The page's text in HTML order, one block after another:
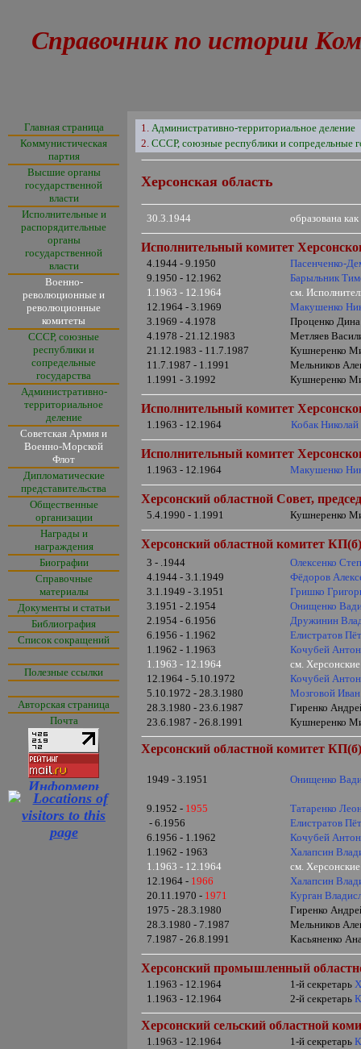
Справочник по истории
Главная страница
Коммунистическая
партия
Высшие органы
государственной
власти
Исполнительные и
распорядительные
органы
государственной
власти
Военно-
революционные и
революционные
комитеты
СССР, союзные
республики и
сопредельные
государства
Административно-
территориальное
деление
Советская Армия и
Военно-Морской
Флот
Дипломатические
представительства
Общественные
организации
Награды и
награждения
Биографии
Справочные
материалы
Документы и статьи
Библиография
Список сокращений
Полезные ссылки
Авторская страница
Почта
1.Административно-территориальное деление
2.СССР, союзные республики и сопредельные
Херсонская область
30.3.1944 образована как
Исполнительный комитет
4.1944 - 9.1950
Пасенченко-
9.1950 - 12.1962
Барыльник
1.1963 - 12.1964
см.
12.1964 - 3.1969
Макушенко
3.1969 - 4.1978
Проценко
4.1978 - 21.12.1983
Метляев
21.12.1983 - 11.7.1987
Кушнеренко
11.7.1987 - 1.1991
Мельников
1.1991 - 3.1992
Кушнеренко
Исполнительный комитет
1.1963 - 12.1964 Кобак
Исполнительный комитет
1.1963 - 12.1964 Макушенко
Херсонский областной Совет,
5.4.1990 - 1.1991 Кушнеренко
Херсонский областной комитет
3 - .1944
Олексенко
4.1944 - 3.1.1949
Фёдоров
3.1.1949 - 3.1951
Гришко
3.1951 - 2.1954
Онищенко
2.1954 - 6.1956
Дружинин
6.1956 - 1.1962
Елистратов
1.1962 - 1.1963
Кочубей
1.1963 - 12.1964
см.
12.1964 - 5.10.1972
Кочубей
5.10.1972 - 28.3.1980
Мозговой
28.3.1980 - 23.6.1987
Гиренко
23.6.1987 - 26.8.1991
Кушнеренко
Херсонский областной комитет
1949 - 3.1951 Онищенко
9.1952 - 1955
Татаренко
- 6.1956
Елистратов
6.1956 - 1.1962
Кочубей
1.1962 - 1963
Халапсин
1.1963 - 12.1964
см.
12.1964 - 1966
Халапсин
20.11.1970 - 1971
Курган
1975 - 28.3.1980
Гиренко
28.3.1980 - 7.1987
Мельников
7.1987 - 26.8.1991
Касьяненко
Херсонскийпромышленный
1.1963 - 12.1964 1-й секретарь
1.1963 - 12.1964
2-й секретарь
Херсонский сельский областной
1.1963 - 12.1964 1-й секретарь